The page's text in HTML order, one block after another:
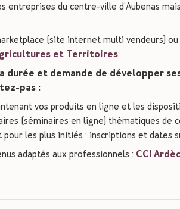
du centre-ville d’Aubenas
(site internet multi vendeurs)
et Territoires
durée et demande de développer
pas :
vos produits en ligne et les
(séminaires en ligne) thématiques de
les plus initiés : inscriptions et dates
adaptés aux professionnels : CCI